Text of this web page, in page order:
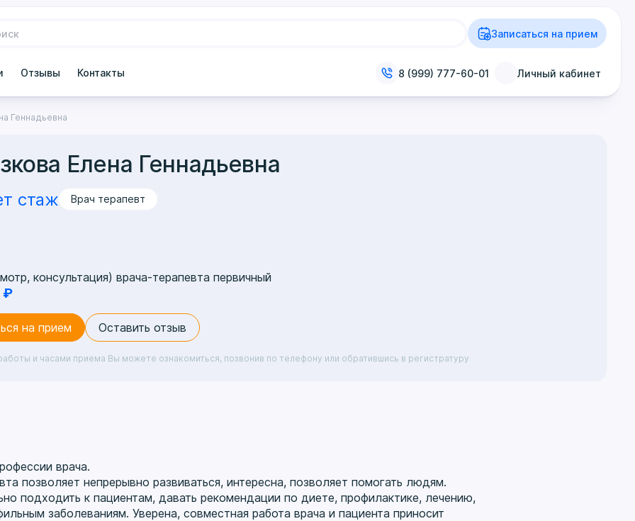
Записаться на прием
Отзывы Контакты 8 (999) 777-60-01 Личный кабинет
Геннадьевна
Елена Геннадьевна
стаж Врач терапевт
консультация) врача-терапевта первичный
₽
на прием Оставить отзыв
и часами приема Вы можете ознакомиться, позвонив по телефону или обратившись в регистратуру
врача.
позволяет непрерывно развиваться, интересна, позволяет помогать людям.
подходить к пациентам, давать рекомендации по диете, профилактике, лечению,
заболеваниям. Уверена, совместная работа врача и пациента приносит